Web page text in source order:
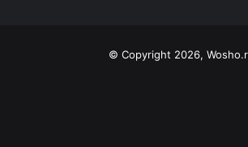
© Copyright 2026,